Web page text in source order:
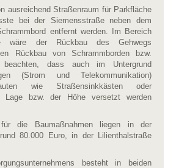
ausreichend Straßenraum für Parkfläche
bei der Siemensstraße neben dem
entfernt werden. Im Bereich
wäre der Rückbau des Gehwegs
Rückbau von Schrammborden bzw.
dass auch im Untergrund
(Strom und Telekommunikation)
wie Straßensinkkästen oder
Lage bzw. der Höhe versetzt werden
die Baumaßnahmen liegen in der
80.000 Euro, in der Lilienthalstraße
besteht in beiden